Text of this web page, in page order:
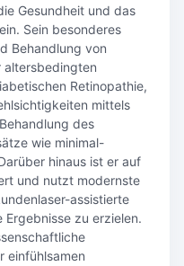
Gesundheit und das
Sein besonderes
Behandlung von
altersbedingten
Retinopathie,
mittels
des
wie minimal-
hinaus ist er auf
und nutzt modernste
assistierte
zu erzielen.
einfühlsamen